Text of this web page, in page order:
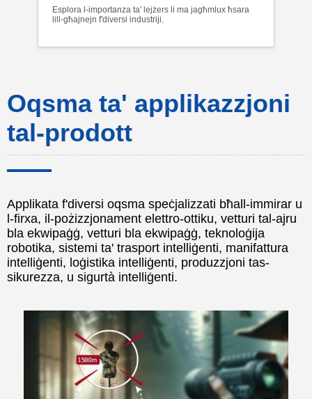
Esplora l-importanza ta' lejżers li ma jagħmlux ħsara
lill-għajnejn f'diversi industriji.
Oqsma ta' applikazzjoni
tal-prodott
Applikata f'diversi oqsma speċjalizzati bħall-immirar u
l-firxa, il-pożizzjonament elettro-ottiku, vetturi tal-ajru
bla ekwipaġġ, vetturi bla ekwipaġġ, teknoloġija
robotika, sistemi ta' trasport intelliġenti, manifattura
intelliġenti, loġistika intelliġenti, produzzjoni tas-
sikurezza, u sigurtà intelliġenti.